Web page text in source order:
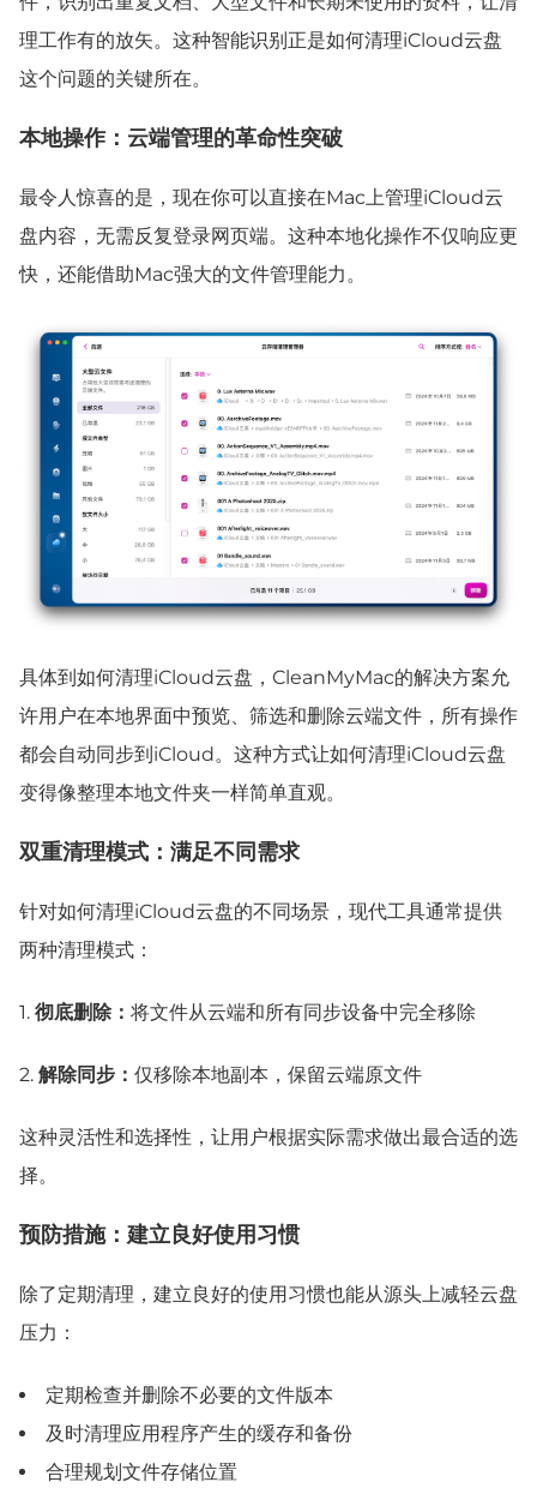
理工作有的放矢。这种智能识别正是如何清理iCloud云盘
这个问题的关键所在。
本地操作：云端管理的革命性突破
最令人惊喜的是，现在你可以直接在Mac上管理iCloud云
盘内容，无需反复登录网页端。这种本地化操作不仅响应更
快，还能借助Mac强大的文件管理能力。
具体到如何清理iCloud云盘，CleanMyMac的解决方案允
许用户在本地界面中预览、筛选和删除云端文件，所有操作
都会自动同步到iCloud。这种方式让如何清理iCloud云盘
变得像整理本地文件夹一样简单直观。
双重清理模式：满足不同需求
针对如何清理iCloud云盘的不同场景，现代工具通常提供
两种清理模式：
1. 彻底删除： 将文件从云端和所有同步设备中完全移除
2. 解除同步： 仅移除本地副本，保留云端原文件
这种灵活性和选择性，让用户根据实际需求做出最合适的选
择。
预防措施：建立良好使用习惯
除了定期清理，建立良好的使用习惯也能从源头上减轻云盘
压力：
定期检查并删除不必要的文件版本
及时清理应用程序产生的缓存和备份
合理规划文件存储位置